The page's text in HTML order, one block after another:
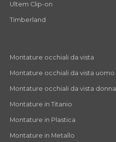
Ultem Clip-on
Timberland
Montature occhiali da vista
Montature occhiali da vista uomo
Montature occhiali da vista donna
Montature in Titanio
Montature in Plastica
Montature in Metallo